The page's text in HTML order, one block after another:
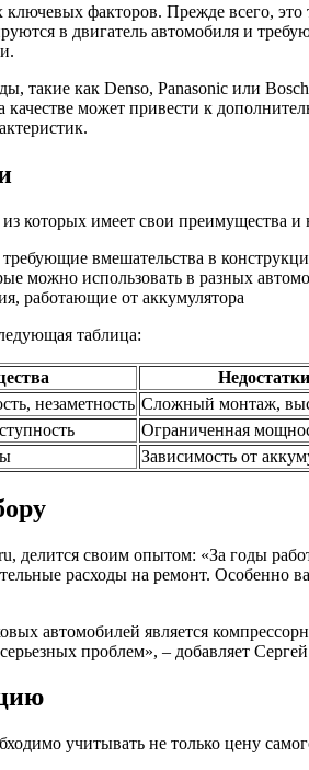
факторов. Прежде всего,
в двигатель автомобиля и
такие как Denso, Panasonic или
может привести к
которых имеет свои преимущества и
вмешательства в
можно использовать в разных
работающие от аккумулятора
таблица:
Недостатки
незаметность Сложный монтаж,
Ограниченная
Зависимость от
своим опытом: «За годы
расходы на ремонт. Особенно
автомобилей является
проблем», – добавляет
учитывать не только цену